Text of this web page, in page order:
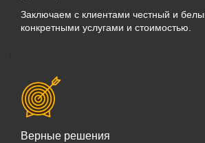
Заключаем с клиентами честный и
конкретными услугами и стоимостью.
Верные решения